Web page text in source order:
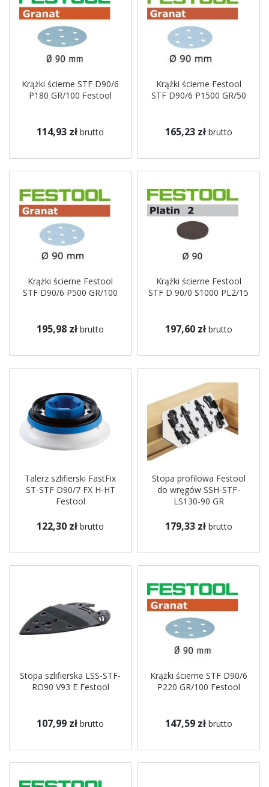
Krążki ścierne STF D90/6
P180 GR/100 Festool
114,93 zł brutto
Krążki ścierne Festool
STF D90/6 P1500 GR/50
165,23 zł brutto
Krążki ścierne Festool
STF D90/6 P500 GR/100
195,98 zł brutto
Krążki ścierne Festool
STF D 90/0 S1000 PL2/15
197,60 zł brutto
Talerz szlifierski FastFix
ST-STF D90/7 FX H-HT
Festool
122,30 zł brutto
Stopa profilowa Festool
do wręgów SSH-STF-
LS130-90 GR
179,33 zł brutto
Stopa szlifierska LSS-STF-
RO90 V93 E Festool
107,99 zł brutto
Krążki ścierne STF D90/6
P220 GR/100 Festool
147,59 zł brutto